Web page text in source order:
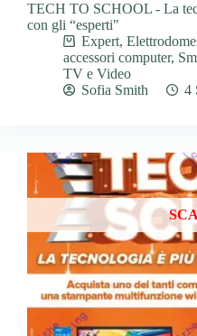
TECH TO SCHOOL - La
con gli “esperti"
Expert,
accessori computer,
TV e Video
Sofia Smith
4